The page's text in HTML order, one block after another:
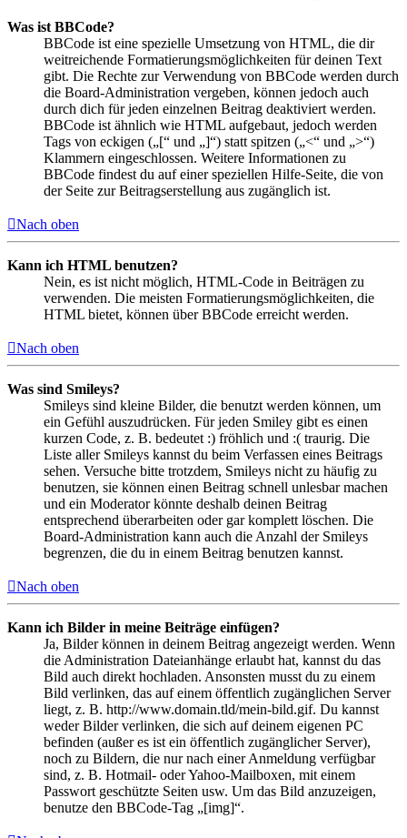
Was ist BBCode?
BBCode ist eine spezielle Umsetzung von HTML, die dir
weitreichende Formatierungsmöglichkeiten für deinen Text
gibt. Die Rechte zur Verwendung von BBCode werden durch
die Board-Administration vergeben, können jedoch auch
durch dich für jeden einzelnen Beitrag deaktiviert werden.
BBCode ist ähnlich wie HTML aufgebaut, jedoch werden
Tags von eckigen („[“ und „]“) statt spitzen („<“ und „>“)
Klammern eingeschlossen. Weitere Informationen zu
BBCode findest du auf einer speziellen Hilfe-Seite, die von
der Seite zur Beitragserstellung aus zugänglich ist.
Nach oben
Kann ich HTML benutzen?
Nein, es ist nicht möglich, HTML-Code in Beiträgen zu
verwenden. Die meisten Formatierungsmöglichkeiten, die
HTML bietet, können über BBCode erreicht werden.
Nach oben
Was sind Smileys?
Smileys sind kleine Bilder, die benutzt werden können, um
ein Gefühl auszudrücken. Für jeden Smiley gibt es einen
kurzen Code, z. B. bedeutet :) fröhlich und :( traurig. Die
Liste aller Smileys kannst du beim Verfassen eines Beitrags
sehen. Versuche bitte trotzdem, Smileys nicht zu häufig zu
benutzen, sie können einen Beitrag schnell unlesbar machen
und ein Moderator könnte deshalb deinen Beitrag
entsprechend überarbeiten oder gar komplett löschen. Die
Board-Administration kann auch die Anzahl der Smileys
begrenzen, die du in einem Beitrag benutzen kannst.
Nach oben
Kann ich Bilder in meine Beiträge einfügen?
Ja, Bilder können in deinem Beitrag angezeigt werden. Wenn
die Administration Dateianhänge erlaubt hat, kannst du das
Bild auch direkt hochladen. Ansonsten musst du zu einem
Bild verlinken, das auf einem öffentlich zugänglichen Server
liegt, z. B. http://www.domain.tld/mein-bild.gif. Du kannst
weder Bilder verlinken, die sich auf deinem eigenen PC
befinden (außer es ist ein öffentlich zugänglicher Server),
noch zu Bildern, die nur nach einer Anmeldung verfügbar
sind, z. B. Hotmail- oder Yahoo-Mailboxen, mit einem
Passwort geschützte Seiten usw. Um das Bild anzuzeigen,
benutze den BBCode-Tag „[img]“.